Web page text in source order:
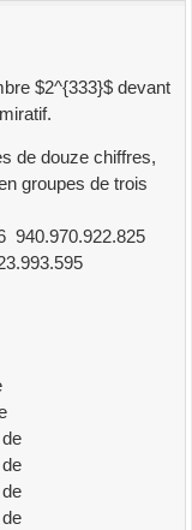
$2^{333}$ devant
de douze chiffres,
groupes de trois
940.970.922.825